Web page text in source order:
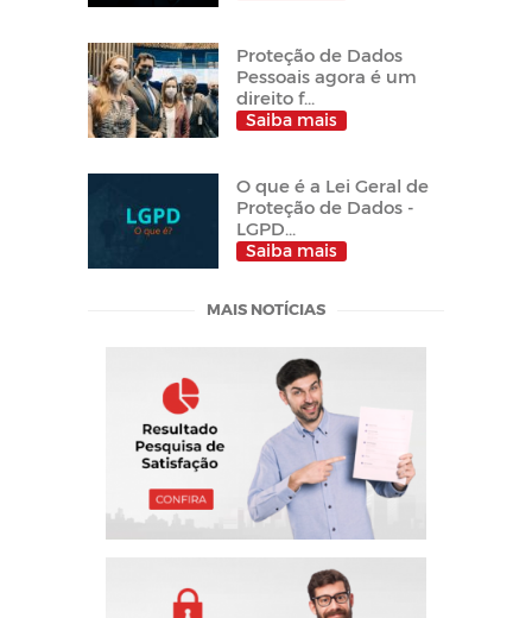
Proteção de Dados
Pessoais agora é um
direito f...
Saiba mais
O que é a Lei Geral de
Proteção de Dados -
LGPD...
Saiba mais
MAIS NOTÍCIAS